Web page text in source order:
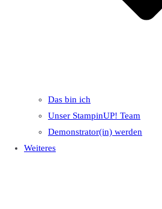
Das bin ich
Unser StampinUP! Team
Demonstrator(in) werden
Weiteres